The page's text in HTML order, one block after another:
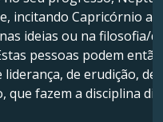
incitando Capricórnio a
ideias ou na filosofia/
pessoas podem então
liderança, de erudição, de
que fazem a disciplina